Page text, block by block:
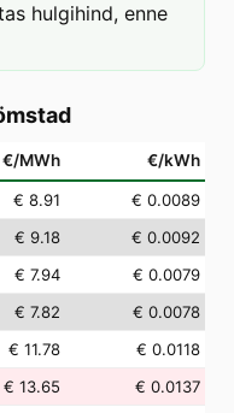
hulgihind, enne
€/MWh €/kWh
€ 8.91
€ 0.0089
€ 9.18
€ 0.0092
€ 7.94
€ 0.0079
€ 7.82
€ 0.0078
€ 11.78
€ 0.0118
€ 13.65
€ 0.0137